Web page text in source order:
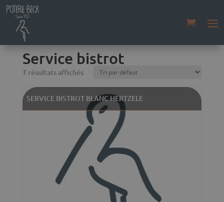
Accueil
Service bistrot
7 résultats affichés
SERVICE BISTROT BLANC HERTZELE